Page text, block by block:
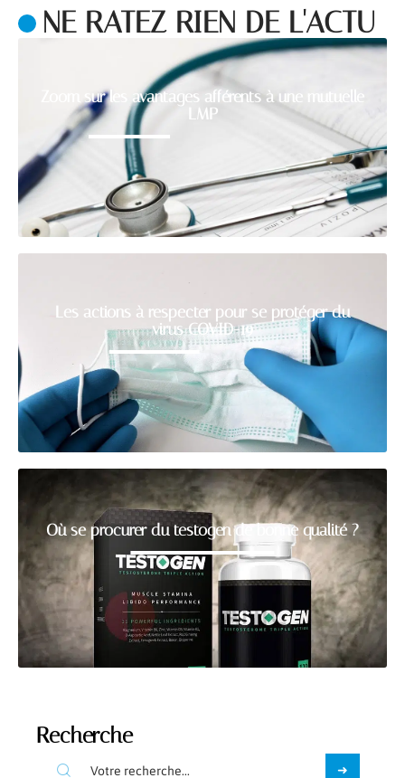
NE RATEZ RIEN DE L'ACTU
Zoom sur les avantages afférents à une mutuelle
LMP
Les actions à respecter pour se protéger du
virus COVID-19
Où se procurer du testogen de bonne qualité ?
Recherche